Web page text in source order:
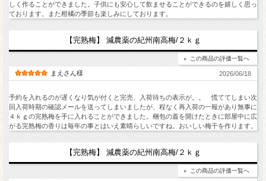
しく作ることができました。子供にも安心して飲ませることができるのを嬉しく思っ
ております。また柑橘の季節も楽しみにしております。
【完熟梅】 減農薬の紀州南高梅/２ｋｇ
この商品の評価一覧へ
まえさん様 2026/06/18
予約を入れるのが遅くなり気が付くと完売、入荷待ちの表示が。。 慌ててしまい次
回入荷時期の確認メールを送ってしまいましたが、程なく再入荷の一報があり無事に
４ｋｇの完熟梅を手に入れることができました。梱包の蓋を開けたときに部屋中に広
がる完熟梅の香りは毎年の事とはいえ素晴らしいですね。おいしい梅干を作ります。
【完熟梅】 減農薬の紀州南高梅/２ｋｇ
この商品の評価一覧へ